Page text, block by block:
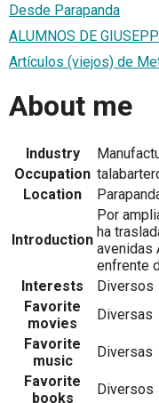
Desde Parapanda
ALUMNOS DE
Artículos (viejos) de
About me
Industry
Occupation
Location
Introduction
Por
ha
avenidas
enfrente
Interests
Diversos
Favorite
movies
Diversas
Favorite
music
Diversas
Favorite
books
Diversos